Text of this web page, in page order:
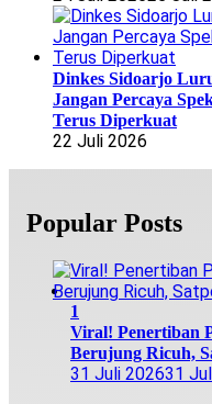
Dinkes Sidoarjo
Jangan Percaya
Terus Diperkuat
22 Juli 2026
Popular Posts
1
Viral! Penertiban
Berujung Ricuh,
31 Juli 202631